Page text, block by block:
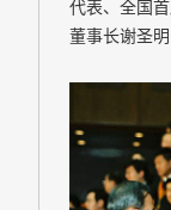
代表、全国
董事长谢圣明